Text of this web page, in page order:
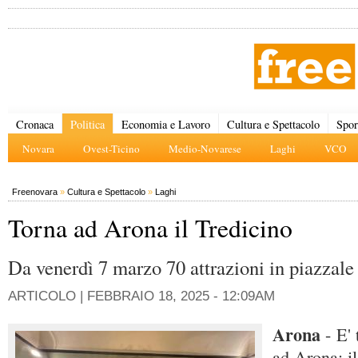
Cronaca Politica
Novara Ovest-Ticino Medio-Novarese Laghi VCO
Economia e Lavoro Cultura e Spettacolo
Freenovara » Cultura e Spettacolo » Laghi
Torna ad Arona il Tredicino
Da venerdì 7 marzo 70 attrazioni in
ARTICOLO | FEBBRAIO 18, 2025 - 12:09AM
Arona - E'